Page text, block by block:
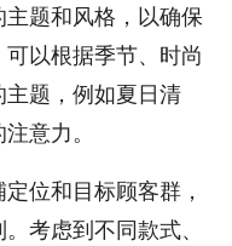
题和风格，以确保
以根据季节、时尚
题，例如夏日清
意力。
位和目标顾客群，
考虑到不同款式、